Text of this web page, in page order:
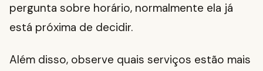
pergunta sobre horário, normalmente ela já
está próxima de decidir.
Além disso, observe quais serviços estão mais